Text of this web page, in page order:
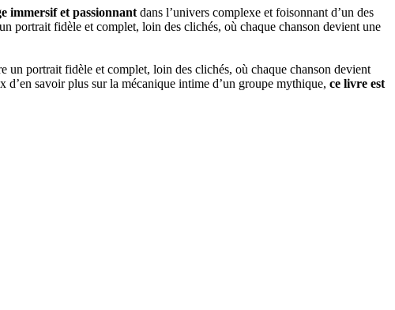
immersif et passionnant dans l’univers complexe et foisonnant d’un des
portrait fidèle et complet, loin des clichés, où chaque chanson devient une
un portrait fidèle et complet, loin des clichés, où chaque chanson devient
savoir plus sur la mécanique intime d’un groupe mythique, ce livre est